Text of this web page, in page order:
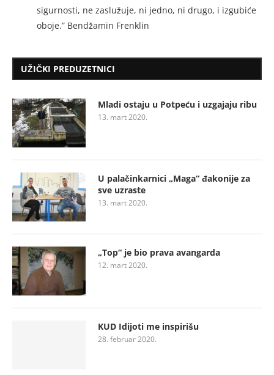
sigurnosti, ne zaslužuje, ni jedno, ni drugo, i izgubiće
oboje.” Bendžamin Frenklin
UŽIČKI PREDUZETNICI
Mladi ostaju u Potpeću i uzgajaju ribu
13. mart 2020.
U palačinkarnici „Maga“ đakonije za
sve uzraste
13. mart 2020.
„Top“ je bio prava avangarda
12. mart 2020.
KUD Idijoti me inspirišu
28. februar 2020.